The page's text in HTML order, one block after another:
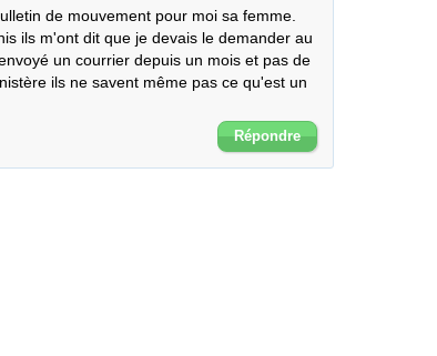
de mouvement pour moi sa femme.
ils m'ont dit que je devais le demander au
un courrier depuis un mois et pas de
ils ne savent même pas ce qu'est un
Répondre